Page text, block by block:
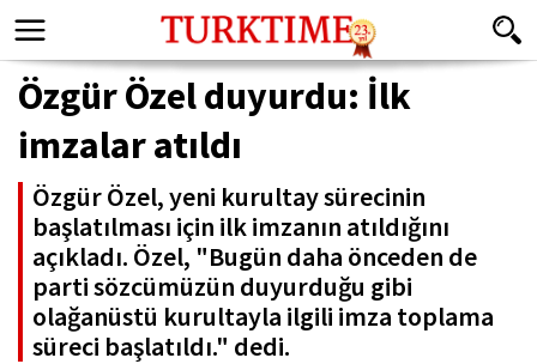
Özgür Özel duyurdu: İlk
imzalar atıldı
Özgür Özel, yeni kurultay sürecinin
başlatılması için ilk imzanın atıldığını
açıkladı. Özel, "Bugün daha önceden de
parti sözcümüzün duyurduğu gibi
olağanüstü kurultayla ilgili imza toplama
süreci başlatıldı." dedi.